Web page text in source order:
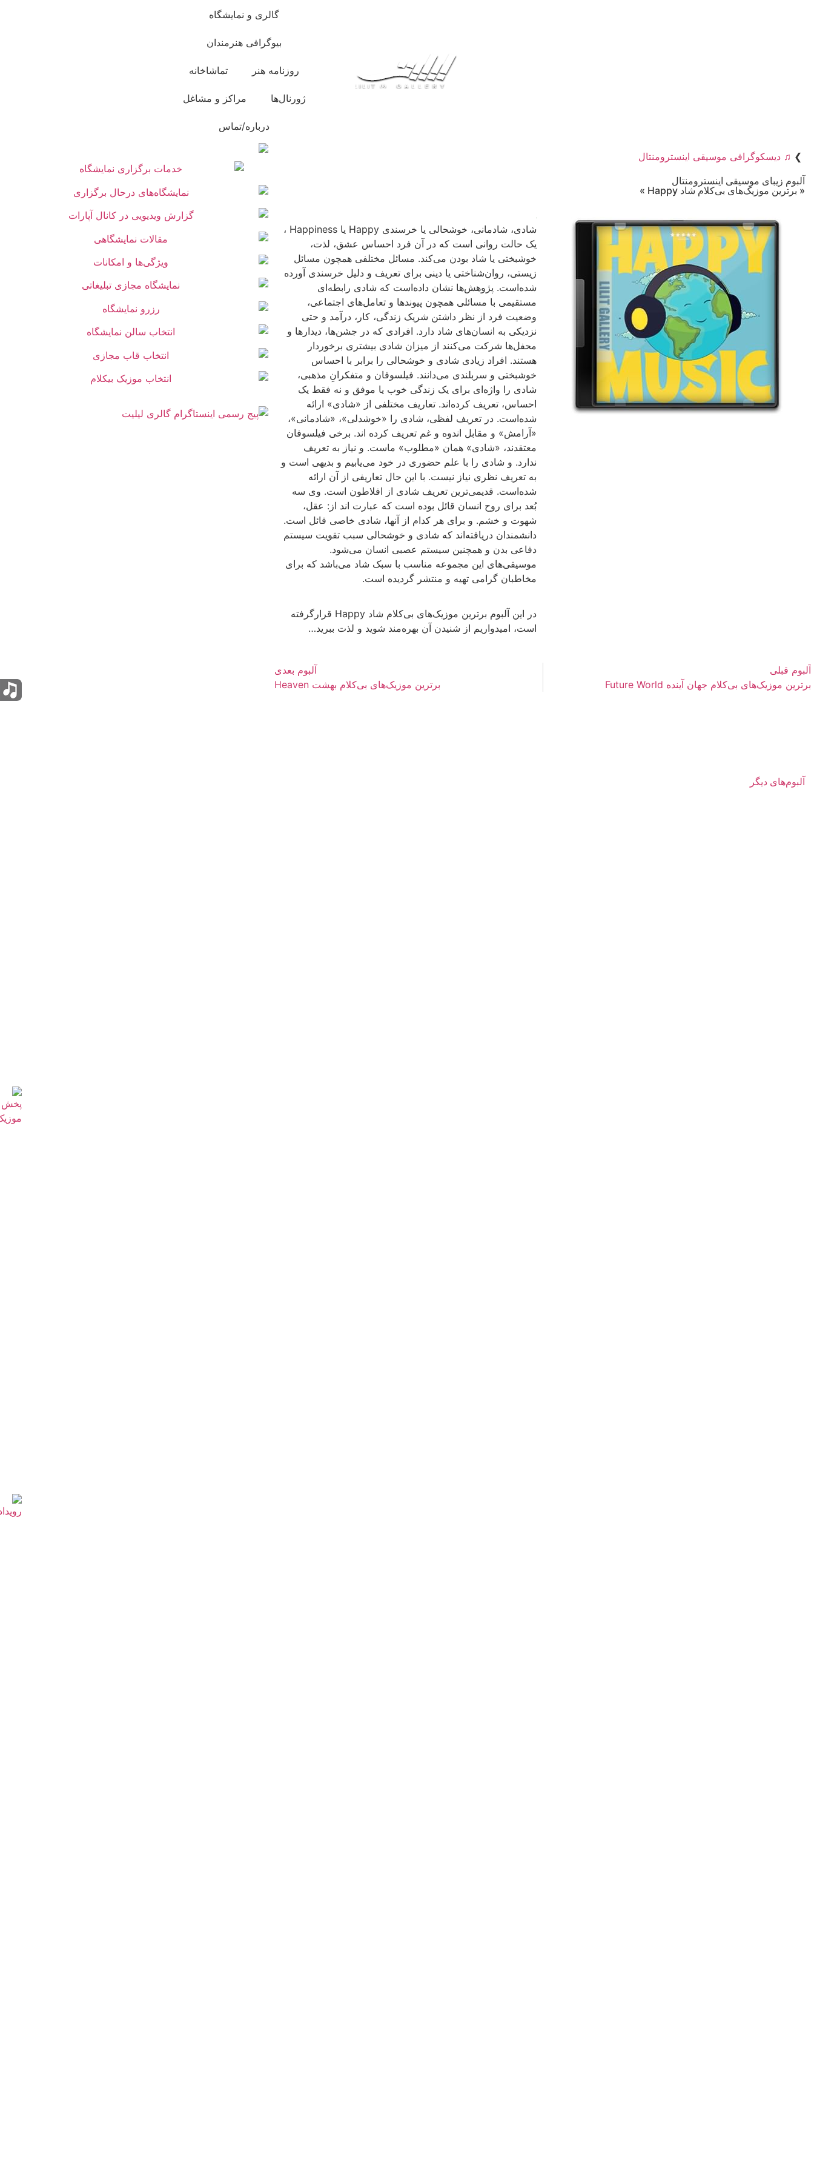
گالری و نمایشگاه
بیوگرافی هنرمندان
روزنامه هنر تماشاخانه
ژورنال‌ها مراکز و مشاغل
درباره/تماس
❯ ♫ دیسکوگرافی موسیقی اینسترومنتال
آلبوم زیبای موسیقی اینسترومنتال
« برترین موزیک‌های بی‌کلام شاد Happy »
شادی، شادمانی، خوشحالی یا خرسندی Happy یا Happiness ،
یک حالت روانی است که در آن فرد احساس عشق، لذت،
خوشبختی یا شاد بودن می‌کند. مسائل مختلفی همچون مسائل
زیستی، روان‌شناختی یا دینی برای تعریف و دلیل خرسندی آورده
شده‌است. پژوهش‌ها نشان داده‌است که شادی رابطه‌ای
مستقیمی با مسائلی همچون پیوندها و تعامل‌های اجتماعی،
وضعیت فرد از نظر داشتن شریک زندگی، کار، درآمد و حتی
نزدیکی به انسان‌های شاد دارد. افرادی که در جشن‌ها، دیدارها و
محفل‌ها شرکت می‌کنند از میزان شادی بیشتری برخوردار
هستند. افراد زیادی شادی و خوشحالی را برابر با احساس
خوشبختی و سربلندی می‌دانند. فیلسوفان و متفکرانِ مذهبی،
شادی را واژه‌ای برای یک زندگی خوب یا موفق و نه فقط یک
احساس، تعریف کرده‌اند. تعاریف مختلفی از «شادی» ارائه
شده‌است. در تعریف لفظی، شادی را «خوشدلی»، «شادمانی»،
«آرامش» و مقابل اندوه و غم تعریف کرده اند. برخی فیلسوفان
معتقدند، «شادی» همان «مطلوب» ماست. و نیاز به تعریف
ندارد. و شادی را با علم حضوری در خود می‌یابیم و بدیهی است و
به تعریف نظری نیاز نیست. با این حال تعاریفی از آن ارائه
شده‌است. قدیمی‌ترین تعریف شادی از افلاطون است. وی سه
بُعد برای روح انسان قائل بوده است که عبارت اند از: عقل،
شهوت و خشم. و برای هر کدام از آنها، شادی خاصی قائل است.
دانشمندان دریافته‌اند که شادی و خوشحالی سبب تقویت سیستم
دفاعی بدن و همچنین سیستم عصبی انسان می‌شود.
موسیقی‌های این مجموعه مناسب با سبک شاد می‌باشد که برای
مخاطبان گرامی تهیه و منتشر گردیده است.
در این آلبوم برترین موزیک‌های بی‌کلام شاد Happy قرارگرفته
است، امیدواریم از شنیدن آن بهره‌مند شوید و لذت ببرید…
آلبوم قبلی
برترین موزیک‌های بی‌کلام جهان آینده Future World
آلبوم بعدی
برترین موزیک‌های بی‌کلام بهشت Heaven
آلبوم‌های دیگر